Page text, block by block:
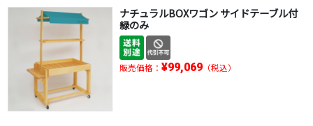
ナチュラルBOXワゴン サイドテーブル付
緑のみ
販売価格： ¥99,069（税込）